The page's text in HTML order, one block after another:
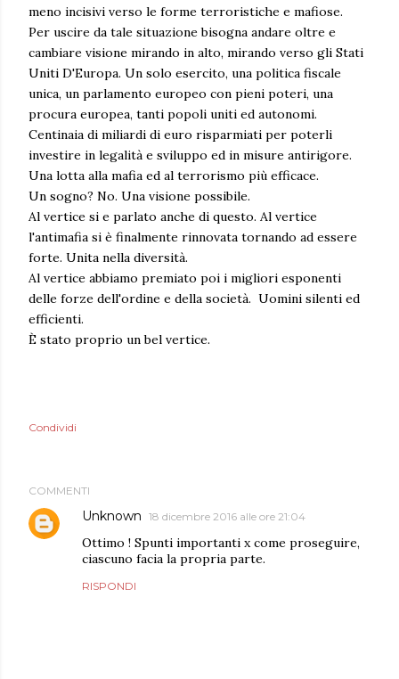
meno incisivi verso le forme terroristiche e mafiose.
Per uscire da tale situazione bisogna andare oltre e
cambiare visione mirando in alto, mirando verso gli Stati
Uniti D'Europa. Un solo esercito, una politica fiscale
unica, un parlamento europeo con pieni poteri, una
procura europea, tanti popoli uniti ed autonomi.
Centinaia di miliardi di euro risparmiati per poterli
investire in legalità e sviluppo ed in misure antirigore.
Una lotta alla mafia ed al terrorismo più efficace.
Un sogno? No. Una visione possibile.
Al vertice si e parlato anche di questo. Al vertice
l'antimafia si è finalmente rinnovata tornando ad essere
forte. Unita nella diversità.
Al vertice abbiamo premiato poi i migliori esponenti
delle forze dell'ordine e della società. Uomini silenti ed
efficienti.
È stato proprio un bel vertice.
Condividi
COMMENTI
Unknown 18 dicembre 2016 alle ore 21:04
Ottimo ! Spunti importanti x come proseguire,
ciascuno facia la propria parte.
RISPONDI